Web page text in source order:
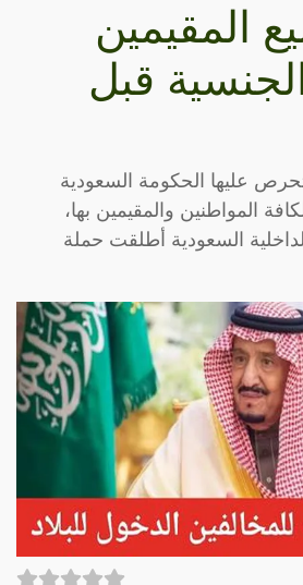
المقيمين
الجنسية قبل
عليها الحكومة السعودية
المواطنين والمقيمين بها،
السعودية أطلقت حملة